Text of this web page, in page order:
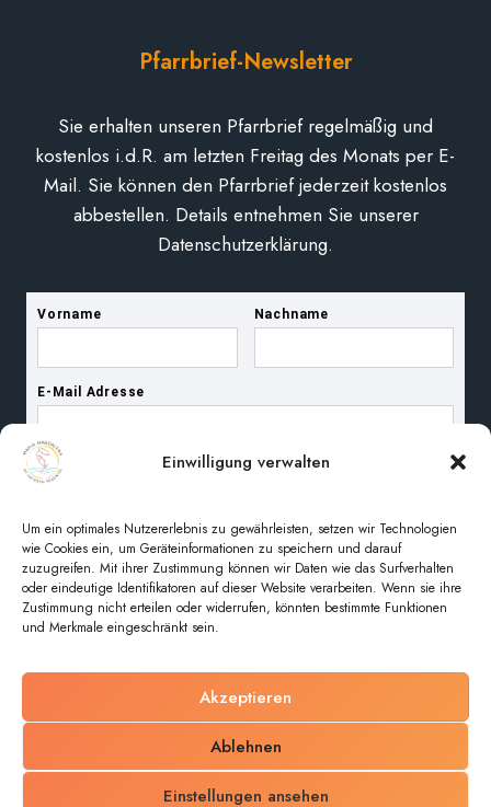
Einwilligung verwalten
Um ein optimales Nutzererlebnis zu gewährleisten, setzen wir Technologien
wie Cookies ein, um Geräteinformationen zu speichern und darauf
zuzugreifen. Mit ihrer Zustimmung können wir Daten wie das Surfverhalten
oder eindeutige Identifikatoren auf dieser Website verarbeiten. Wenn sie ihre
Zustimmung nicht erteilen oder widerrufen, könnten bestimmte Funktionen
und Merkmale eingeschränkt sein.
Akzeptieren
Ablehnen
Einstellungen ansehen
Pfarrbrief-Newsletter
Sie erhalten unseren Pfarrbrief regelmäßig und
kostenlos i.d.R. am letzten Freitag des Monats per E-
Mail. Sie können den Pfarrbrief jederzeit kostenlos
abbestellen. Details entnehmen Sie unserer
Datenschutzerklärung.
© 2026 Pfarreiengemeinschaft Maria Magdalena im
unteren Regental